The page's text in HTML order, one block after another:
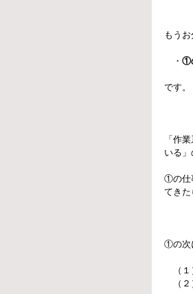
もう
・ ①
です。
「作
いる」
①の仕
てき
①の次
（
（